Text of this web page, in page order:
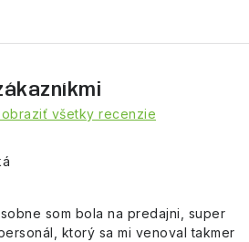
všetky recenzie
som bola na predajni, super
ktorý sa mi venoval takmer